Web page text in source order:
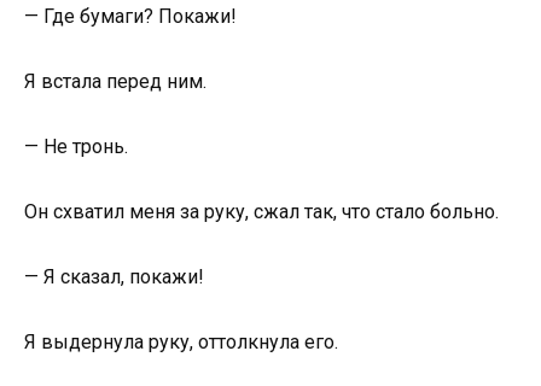
— Где бумаги? Покажи!
Я встала перед ним.
— Не тронь.
Он схватил меня за руку, сжал так, что стало больно.
— Я сказал, покажи!
Я выдернула руку, оттолкнула его.